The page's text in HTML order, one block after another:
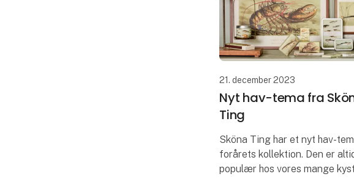
21. december 2023
Nyt hav-tema fra
Ting
Sköna Ting har et nyt hav-
forårets kollektion. Den er
populær hos vores mange